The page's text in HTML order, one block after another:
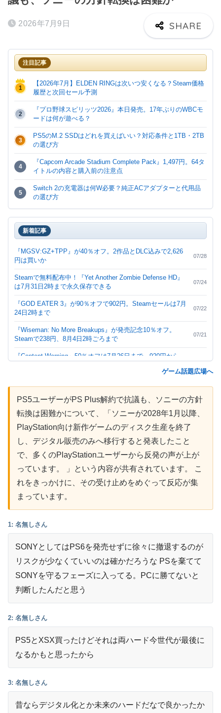
2026年7月9日
注目記事
1
【2026年7月】ELDEN RINGは次いつ安くなる？Steam価格
履歴と次回セール予測
2
『プロ野球スピリッツ2026』本日発売。17年ぶりのWBCモ
ードは何が遊べる？
3
PS5のM.2 SSDはどれを買えばいい？対応条件と1TB・2TB
の選び方
4
『Capcom Arcade Stadium Complete Pack』1,497円。64タ
イトルの内容と購入前の注意点
5
Switch 2の充電器は何W必要？純正ACアダプターと代用品
の選び方
6
512GB・1TBの選び方
『The Life and Suffering of Sir Brante』Steam無料配布は7
月23日10時まで。入手後も継続プレイ可能
8
違いと新価格を整理
新着記事
『MGSV:GZ+TPP』が40％オフ。2作品とDLC込みで2,626
円は買いか
07/28
Steamで無料配布中！『Yet Another Zombie Defense HD』
は7月31日2時まで永久保存できる
07/24
『GOD EATER 3』が90％オフで902円。Steamセールは7月
24日2時まで
07/22
『Wiseman: No More Breakups』が発売記念10％オフ。
Steamで238円、8月4日2時ごろまで
07/21
『Content Warning』50％オフは7月26日まで。920円から
07/20
07/20
『イーストワード』50％オフは7月31日まで。2800円から
1400円に
07/20
から343円に
『Super Battle Golf』無料プレイは終了。Steamでは7月24
日2時まで665円
07/19
『なでねこ』Steam発売記念セールは7月31日まで。655円
から589円に
ゲームの違い
枚の選び方
07/18
ゲーム話題広場へ
PS5ユーザーがPS Plus解約で抗議も、ソニーの方針
転換は困難かについて、「ソニーが2028年1月以降、
PlayStation向け新作ゲームのディスク生産を終了
し、デジタル販売のみへ移行すると発表したこと
で、多くのPlayStationユーザーから反発の声が上が
っています。 」という内容が共有されています。 こ
れをきっかけに、その受け止めをめぐって反応が集
まっています。
1: 名無しさん
SONYとしてはPS6を発売せずに徐々に撤退するのが
リスクが少なくていいのは確かだろうな PSを棄てて
SONYを守るフェーズに入ってる。PCに勝てないと
判断したんだと思う
2: 名無しさん
PS5とXSX買ったけどそれは両ハード今世代が最後に
なるかもと思ったから
3: 名無しさん
昔ならデジタル化とか未来のハードだなで良かったか